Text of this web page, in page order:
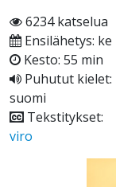
6234 katselua
Ensilähetys: ke
Kesto: 55 min
Puhutut kielet:
suomi
Tekstitykset:
viro